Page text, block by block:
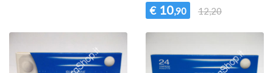
€ 10,90 12,20